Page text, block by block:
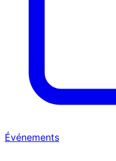
Événements